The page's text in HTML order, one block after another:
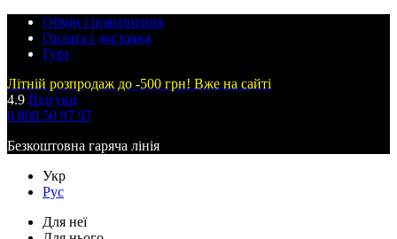
Обмін і повернення
Оплата і доставка
Гурт
Літній розпродаж до -500 грн! Вже на сайті
4.9 Відгуки
0 800 50 97 97
Безкоштовна гаряча лінія
Укр
Рус
Для неї